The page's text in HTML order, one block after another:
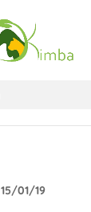
15/01/19